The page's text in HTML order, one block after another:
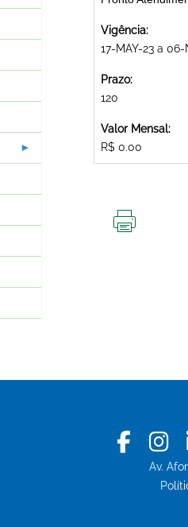
Vigência:
17-MAY-23 a
Prazo:
120
Valor Mensal:
R$ 0.00
Av.